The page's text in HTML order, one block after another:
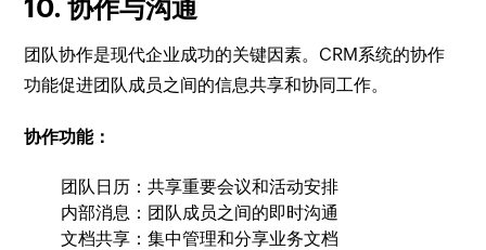
10. 协作与沟通
团队协作是现代企业成功的关键因素。CRM系统的协作
功能促进团队成员之间的信息共享和协同工作。
协作功能：
团队日历：共享重要会议和活动安排
内部消息：团队成员之间的即时沟通
文档共享：集中管理和分享业务文档